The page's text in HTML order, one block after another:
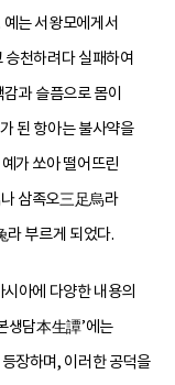
는 서왕모에게서
천하려다 실패하여
과 슬픔으로 몸이
된 항아는 불사약을
가 쏘아 떨어뜨린
삼족오三足烏라
라 부르게 되었다.
아에 다양한 내용의
생담本生譚’에는
장하며, 이러한 공덕을